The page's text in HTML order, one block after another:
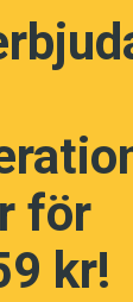
för
kr!